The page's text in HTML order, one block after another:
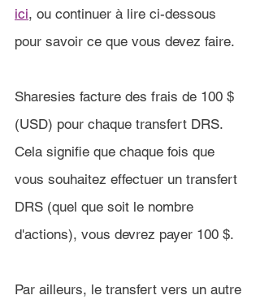
ici, ou continuer à lire ci-dessous
pour savoir ce que vous devez faire.
Sharesies facture des frais de 100 $
(USD) pour chaque transfert DRS.
Cela signifie que chaque fois que
vous souhaitez effectuer un transfert
DRS (quel que soit le nombre
d'actions), vous devrez payer 100 $.
Par ailleurs, le transfert vers un autre